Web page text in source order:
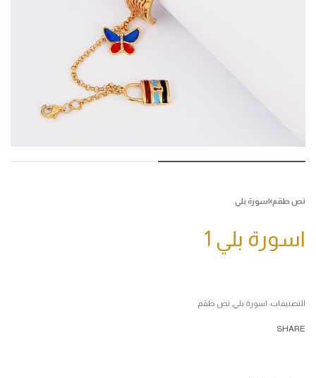
نص طقم›اسورة بلي
اسورة بلي 1
التصنيفات: اسورة بلي نص طقم
SHARE